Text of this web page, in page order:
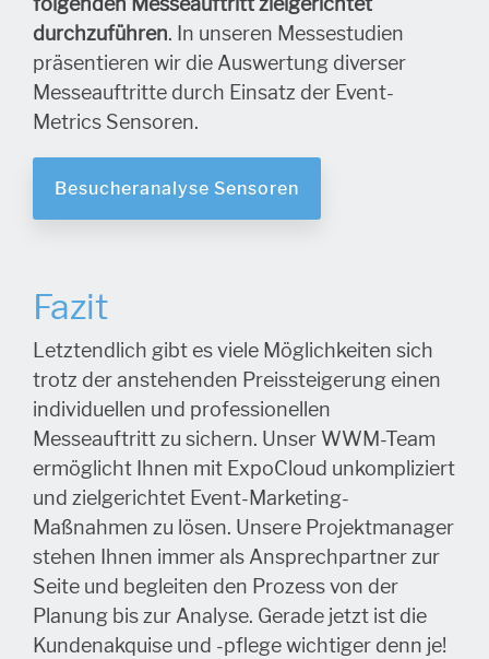
durchzuführen. In unseren Messestudien
präsentieren wir die Auswertung diverser
Messeauftritte durch Einsatz der Event-
Metrics Sensoren.
Besucheranalyse Sensoren
Fazit
Letztendlich gibt es viele Möglichkeiten sich
trotz der anstehenden Preissteigerung einen
individuellen und professionellen
Messeauftritt zu sichern. Unser WWM-Team
ermöglicht Ihnen mit ExpoCloud unkompliziert
und zielgerichtet Event-Marketing-
Maßnahmen zu lösen. Unsere Projektmanager
stehen Ihnen immer als Ansprechpartner zur
Seite und begleiten den Prozess von der
Planung bis zur Analyse. Gerade jetzt ist die
Kundenakquise und -pflege wichtiger denn je!